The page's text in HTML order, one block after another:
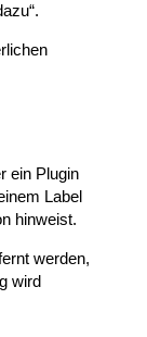
ein Plugin
Label
hinweist.
werden,
wird